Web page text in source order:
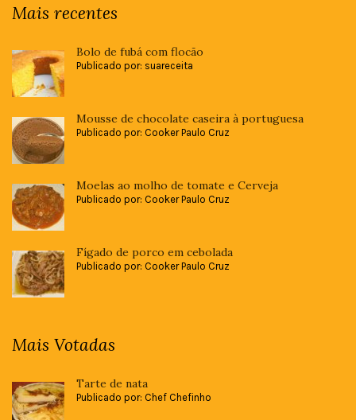
Mais recentes
Bolo de fubá com flocão
Publicado por: suareceita
Mousse de chocolate caseira à portuguesa
Publicado por: Cooker Paulo Cruz
Moelas ao molho de tomate e Cerveja
Publicado por: Cooker Paulo Cruz
Fígado de porco em cebolada
Publicado por: Cooker Paulo Cruz
Mais Votadas
Tarte de nata
Publicado por: Chef Chefinho